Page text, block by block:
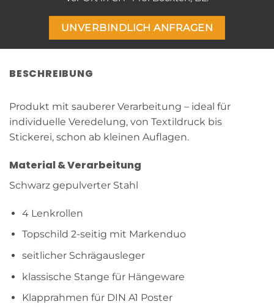
UNVERBINDLICH ANFRAGEN
BESCHREIBUNG
Produkt mit sauberer Verarbeitung – ideal für
individuelle Veredelung, von Textildruck bis
Stickerei, schon ab kleinen Auflagen.
Material & Verarbeitung
Schwarz gepulverter Stahl
4 Lenkrollen
Topschild 2-seitig mit Markenduo
seitlicher Schrägausleger
klassische Stange für Hängeware
Klapprahmen für DIN A1 Poster